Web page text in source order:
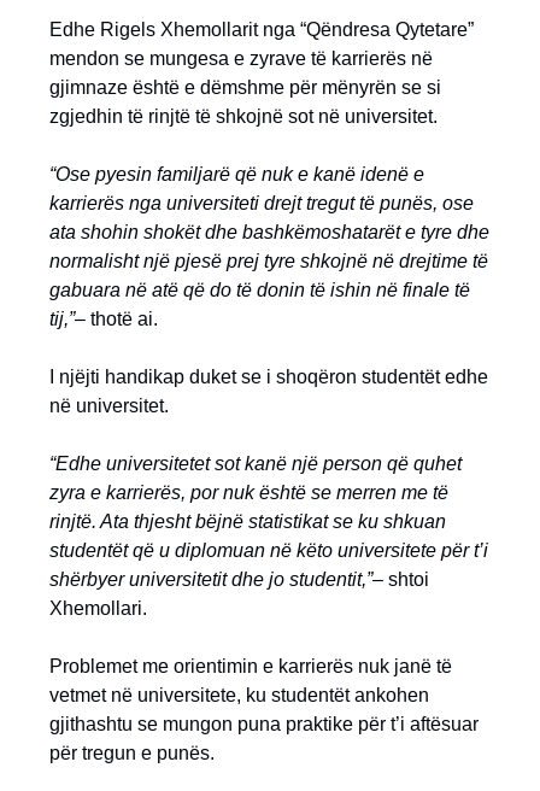
Edhe Rigels Xhemollarit nga “Qëndresa Qytetare”
mendon se mungesa e zyrave të karrierës në
gjimnaze është e dëmshme për mënyrën se si
zgjedhin të rinjtë të shkojnë sot në universitet.
“Ose pyesin familjarë që nuk e kanë idenë e
karrierës nga universiteti drejt tregut të punës, ose
ata shohin shokët dhe bashkëmoshatarët e tyre dhe
normalisht një pjesë prej tyre shkojnë në drejtime të
gabuara në atë që do të donin të ishin në finale të
tij,”– thotë ai.
I njëjti handikap duket se i shoqëron studentët edhe
në universitet.
“Edhe universitetet sot kanë një person që quhet
zyra e karrierës, por nuk është se merren me të
rinjtë. Ata thjesht bëjnë statistikat se ku shkuan
studentët që u diplomuan në këto universitete për t’i
shërbyer universitetit dhe jo studentit,”– shtoi
Xhemollari.
Problemet me orientimin e karrierës nuk janë të
vetmet në universitete, ku studentët ankohen
gjithashtu se mungon puna praktike për t’i aftësuar
për tregun e punës.